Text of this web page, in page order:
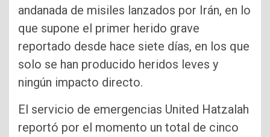
andanada de misiles lanzados por Irán, en lo
que supone el primer herido grave
reportado desde hace siete días, en los que
solo se han producido heridos leves y
ningún impacto directo.
El servicio de emergencias United Hatzalah
reportó por el momento un total de cinco